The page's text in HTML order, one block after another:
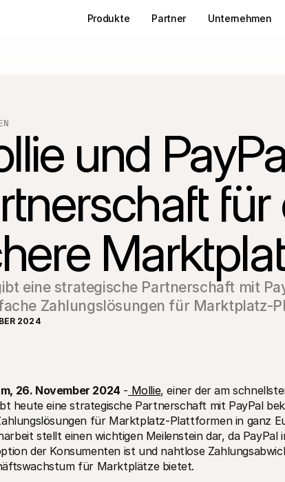
Produkte Partner Unternehmen
und
eine strategische Partnerschaft mit
Zahlungslösungen für Marktplatz-
2024
26. November 2024 - Mollie, einer der am
heute eine strategische Partnerschaft mit PayPal
für Marktplatz-Plattformen in ganz
stellt einen wichtigen Meilenstein dar, da PayPal
der Konsumenten ist und nahtlose
für Marktplätze bietet.